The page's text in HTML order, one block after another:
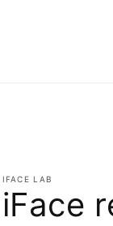
IFACE LAB
iFace